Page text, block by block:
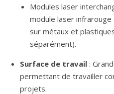
Modules laser
module laser
sur métaux et
séparément).
Surface de travail :
permettant de travailler
projets.